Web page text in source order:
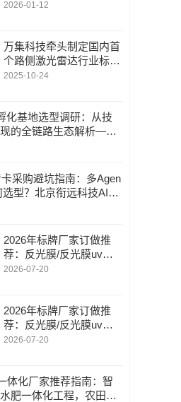
驶与机器人自动化
2026-01-12
万集科技牵头制定国内首
个路侧激光雷达行业标
准，推动车路协同技术规
2025-10-24
化基地选型调研：从技
现的全链路生态解析——
采购避坑指南：多Agen
型？北京衔远科技AI专
2026年标牌厂家订做推
荐：反光膜/反光膜uv打
印/反光膜丝网印刷/反光
2026-07-20
2026年标牌厂家订做推
荐：反光膜/反光膜uv打
印/反光膜丝网印刷/反光
2026-07-20
体化厂家推荐指南：智
肥一体化工程，农田灌